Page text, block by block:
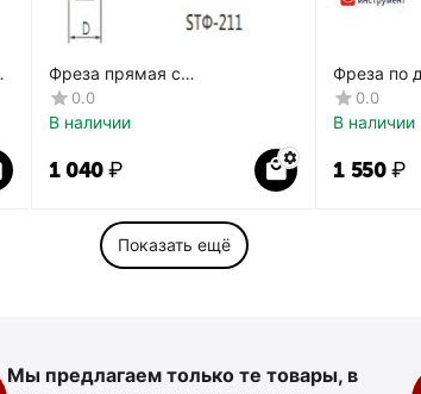
Фреза прямая с
подшипником СТФ-211
0.0
В наличии
1 040₽
Фреза по
фигурная
0.0
В наличии
1 550 ₽
Показать ещё
Мы предлагаем только те товары, в